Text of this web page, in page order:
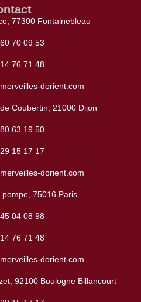
77300 Fontainebleau
70 09 53
76 71 48
dorient.com
Coubertin, 21000 Dijon
63 19 50
15 17 17
dorient.com
75016 Paris
04 08 98
76 71 48
dorient.com
92100 Boulogne Billancourt